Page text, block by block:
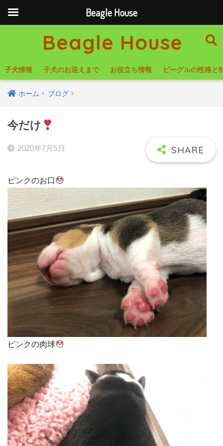
Beagle House
子犬情報 子犬のお迎えまで お役立ち情報 ビーグルの性格と
ホーム ブログ
今だけ
2020年7月5日
ピンクのお口
ピンクの肉球
Beagle House